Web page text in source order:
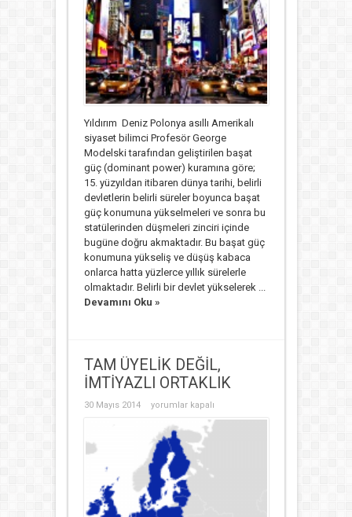
Yıldırım Deniz Polonya asıllı Amerikalı
siyaset bilimci Profesör George
Modelski tarafından geliştirilen başat
güç (dominant power) kuramına göre;
15. yüzyıldan itibaren dünya tarihi, belirli
devletlerin belirli süreler boyunca başat
güç konumuna yükselmeleri ve sonra bu
statülerinden düşmeleri zinciri içinde
bugüne doğru akmaktadır. Bu başat güç
konumuna yükseliş ve düşüş kabaca
onlarca hatta yüzlerce yıllık sürelerle
olmaktadır. Belirli bir devlet yükselerek ...
Devamını Oku »
TAM ÜYELİK DEĞİL,
İMTİYAZLI ORTAKLIK
30 Mayıs 2014
TAM
DEĞİL,
İMTİYAZLI
ORTAKLIK
için
yorumlar kapalı